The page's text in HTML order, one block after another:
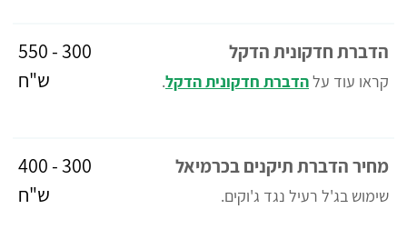
הדברת חדקונית הדקל
קראו עוד עלהדברת חדקונית הדקל.
300 - 550
ש"ח
מחיר הדברת תיקנים בכרמיאל
שימוש בג'ל רעיל נגד ג'וקים.
300 - 400
ש"ח